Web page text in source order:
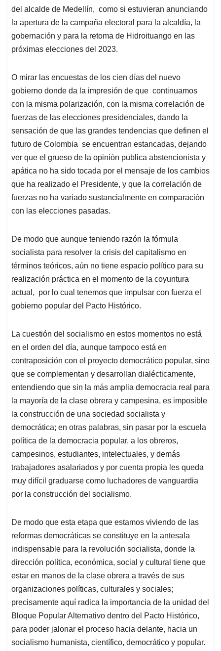
del alcalde de Medellín, como si estuvieran anunciando
la apertura de la campaña electoral para la alcaldía, la
gobernación y para la retoma de Hidroituango en las
próximas elecciones del 2023.
O mirar las encuestas de los cien días del nuevo
gobierno donde da la impresión de que continuamos
con la misma polarización, con la misma correlación de
fuerzas de las elecciones presidenciales, dando la
sensación de que las grandes tendencias que definen el
futuro de Colombia se encuentran estancadas, dejando
ver que el grueso de la opinión publica abstencionista y
apática no ha sido tocada por el mensaje de los cambios
que ha realizado el Presidente, y que la correlación de
fuerzas no ha variado sustancialmente en comparación
con las elecciones pasadas.
De modo que aunque teniendo razón la fórmula
socialista para resolver la crisis del capitalismo en
términos teóricos, aún no tiene espacio político para su
realización práctica en el momento de la coyuntura
actual, por lo cual tenemos que impulsar con fuerza el
gobierno popular del Pacto Histórico.
La cuestión del socialismo en estos momentos no está
en el orden del día, aunque tampoco está en
contraposición con el proyecto democrático popular, sino
que se complementan y desarrollan dialécticamente,
entendiendo que sin la más amplia democracia real para
la mayoría de la clase obrera y campesina, es imposible
la construcción de una sociedad socialista y
democrática; en otras palabras, sin pasar por la escuela
política de la democracia popular, a los obreros,
campesinos, estudiantes, intelectuales, y demás
trabajadores asalariados y por cuenta propia les queda
muy difícil graduarse como luchadores de vanguardia
por la construcción del socialismo.
De modo que esta etapa que estamos viviendo de las
reformas democráticas se constituye en la antesala
indispensable para la revolución socialista, donde la
dirección política, económica, social y cultural tiene que
estar en manos de la clase obrera a través de sus
organizaciones políticas, culturales y sociales;
precisamente aquí radica la importancia de la unidad del
Bloque Popular Alternativo dentro del Pacto Histórico,
para poder jalonar el proceso hacia delante, hacia un
socialismo humanista, científico, democrático y popular.